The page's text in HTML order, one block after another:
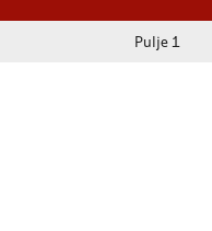
Pulje 1